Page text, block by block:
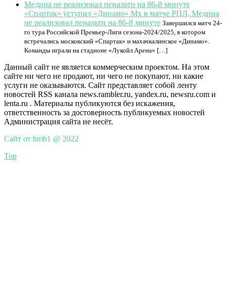
«Спартак» уступил «Динамо» Мх в матче РПЛ, Медина
не реализовал пенальти на 86-й минуте Завершился матч 24-
го тура Российской Премьер-Лиги сезона-2024/2025, в котором
встречались московский «Спартак» и махачкалинское «Динамо».
Команды играли на стадионе «Лукойл Арена» […]
Данный сайт не является коммерческим проектом. На этом
сайте ни чего не продают, ни чего не покупают, ни какие
услуги не оказываются. Сайт представляет собой ленту
новостей RSS канала news.rambler.ru, yandex.ru, newsru.com и
lenta.ru . Материалы публикуются без искажения,
ответственность за достоверность публикуемых новостей
Администрация сайта не несёт.
Сайт от bmb1 @ 2022
Top